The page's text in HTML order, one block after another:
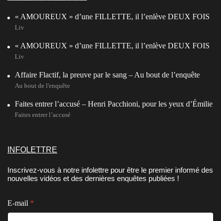
« AMOUREUX » d’une FILLETTE, il l’enlève DEUX FOIS
Liv
« AMOUREUX » d’une FILLETTE, il l’enlève DEUX FOIS
Liv
Affaire Flactif, la preuve par le sang – Au bout de l’enquête
Au bout de l'enquête
Faites entrer l’accusé – Henri Pacchioni, pour les yeux d’Émilie
Faites entrer l’accusé
INFOLETTRE
Inscrivez-vous à notre infolettre pour être le premier informé des
nouvelles vidéos et des dernières enquêtes publiées !
E
-
E-mail *